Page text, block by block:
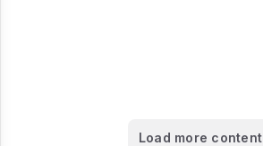
Load more content